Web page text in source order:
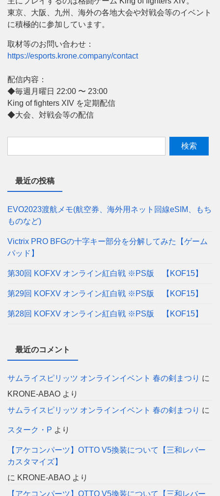
東京、大阪、九州、海外の各地大会や対戦会等のイベント
に積極的に参加しています。
取材等のお問い合わせ：
https://esports.krone.company/contact
配信内容：
◆毎週月曜日 22:00 〜 23:00
King of fighters XIV を定期配信
◆大会、対戦会等の配信
最近の投稿
EVO2023渡航メモ(航空券、海外用ネット回線eSIM、もち
ものなど)
Victrix PRO BFGの十字キー部分を分解してみた【ゲーム
パッド】
第30回 KOFXV オンライン紅白戦 ※PS版 【KOF15】
第29回 KOFXV オンライン紅白戦 ※PS版 【KOF15】
第28回 KOFXV オンライン紅白戦 ※PS版 【KOF15】
最近のコメント
サムライスピリッツ オンラインイベント 春の剣まつり に
KRONE-ABAO より
サムライスピリッツ オンラインイベント 春の剣まつり に
スターク・P より
【アケコンパーツ】OTTO V5換装について【三和レバー
カスタマイズ】
に KRONE-ABAO より
【アケコンパーツ】OTTO V5換装について【三和レバー